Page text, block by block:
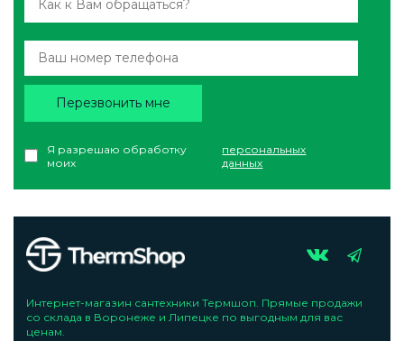
Я разрешаю обработку
моих
персональных
данных
Перезвонить мне
Интернет-магазин сантехники Термшоп. Прямые продажи
со склада в Воронеже и Липецке по выгодным для вас
ценам.